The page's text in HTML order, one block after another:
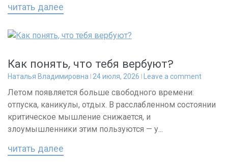
читать далее
Как понять, что тебя вербуют?
Наталья Владимировна 24 июля, 2026 Leave a comment
Летом появляется больше свободного времени:
отпуска, каникулы, отдых. В расслабленном состоянии
критическое мышление снижается, и
злоумышленники этим пользуются — у...
читать далее